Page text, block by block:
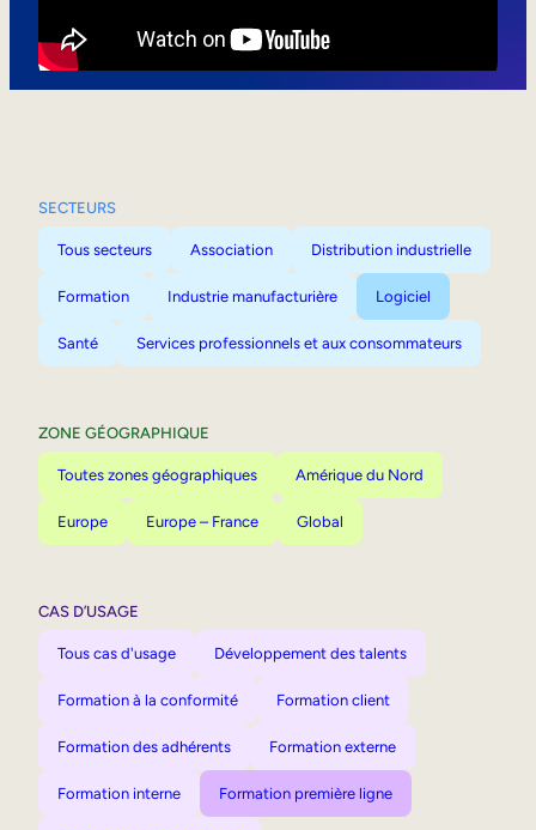
SECTEURS
Tous secteurs Association Distribution industrielle
Formation Industrie manufacturière Logiciel
Santé Services professionnels et aux consommateurs
ZONE GÉOGRAPHIQUE
Toutes zones géographiques Amérique du Nord
Europe Europe – France Global
CAS D’USAGE
Tous cas d'usage Développement des talents
Formation à la conformité Formation client
Formation des adhérents Formation externe
Formation interne Formation première ligne